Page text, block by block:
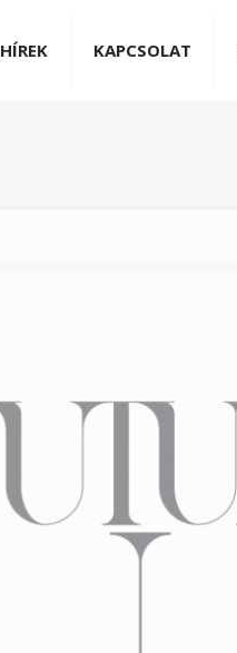
HÍREK KAPCSOLAT